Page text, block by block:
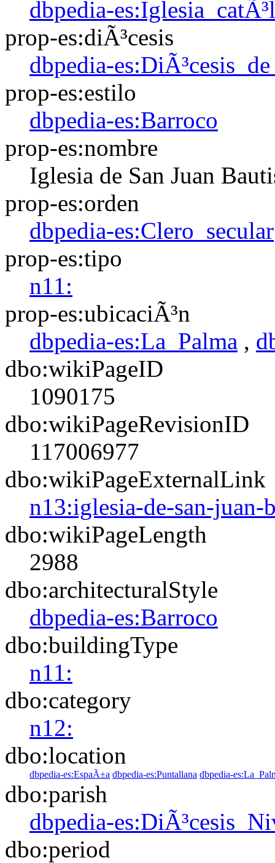
dbpedia-
prop-es:diÃ³cesis
dbpedia-
prop-es:estilo
dbpedia-es:Barroco
prop-es:nombre
Iglesia de San Juan
prop-es:orden
dbpedia-es:Clero_secular
prop-es:tipo
n11:
prop-es:ubicaciÃ³n
dbpedia-es:La_Palma ,
dbo:wikiPageID
1090175
dbo:wikiPageRevisionID
117006977
dbo:wikiPageExternalLink
n13:iglesia-de-san-juan-
dbo:wikiPageLength
2988
dbo:architecturalStyle
dbpedia-es:Barroco
dbo:buildingType
n11:
dbo:category
n12:
dbo:location
dbpedia-es:EspaÃ±a dbpedia-es:Puntallana dbpedia-
dbo:parish
dbpedia-
dbo:period